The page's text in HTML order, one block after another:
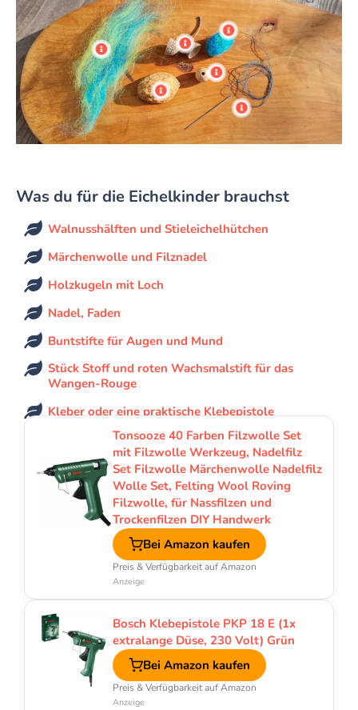
Was du für die Eichelkinder brauchst
Walnusshälften und Stieleichelhütchen
Märchenwolle und Filznadel
Holzkugeln mit Loch
Nadel, Faden
Buntstifte für Augen und Mund
Stück Stoff und roten Wachsmalstift für das
Wangen-Rouge
Kleber oder eine praktische Klebepistole
Tonsooze 40 Farben Filzwolle Set
mit Filzwolle Werkzeug, Nadelfilz
Set Filzwolle Märchenwolle Nadelfilz
Wolle Set, Felting Wool Roving
Filzwolle, für Nassfilzen und
Trockenfilzen DIY Handwerk
Bei Amazon kaufen
Preis & Verfügbarkeit auf Amazon
Anzeige
Bosch Klebepistole PKP 18 E (1x
extralange Düse, 230 Volt) Grün
Bei Amazon kaufen
Preis & Verfügbarkeit auf Amazon
Anzeige